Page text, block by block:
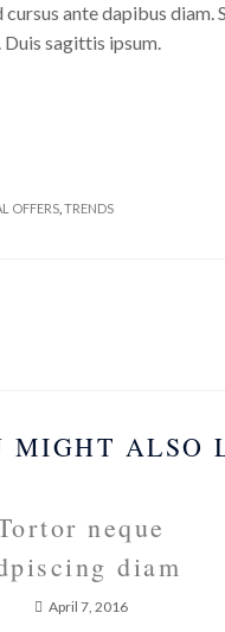
cursus ante dapibus diam.
sagittis ipsum.
OFFERS TRENDS
MIGHT ALSO
neque
diam
April 7, 2016